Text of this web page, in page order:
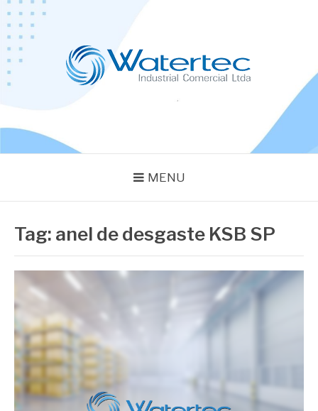
Pular
para
conteúdo
MENU
Tag: anel de desgaste KSB SP